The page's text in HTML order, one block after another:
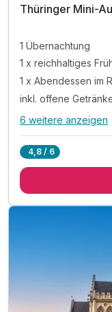
Thüringer Mini-
1 Übernachtung
1 x reichhaltiges
1 x Abendessen im
inkl. offene
Alle
1 x reichhaltiges
während Ihrer
1 x Schulter
1 x
tägliche Nutzung
6 weitere anzeigen
4,8 / 6